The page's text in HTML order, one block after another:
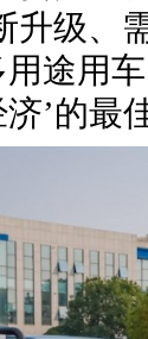
升级、
用途用
’的最